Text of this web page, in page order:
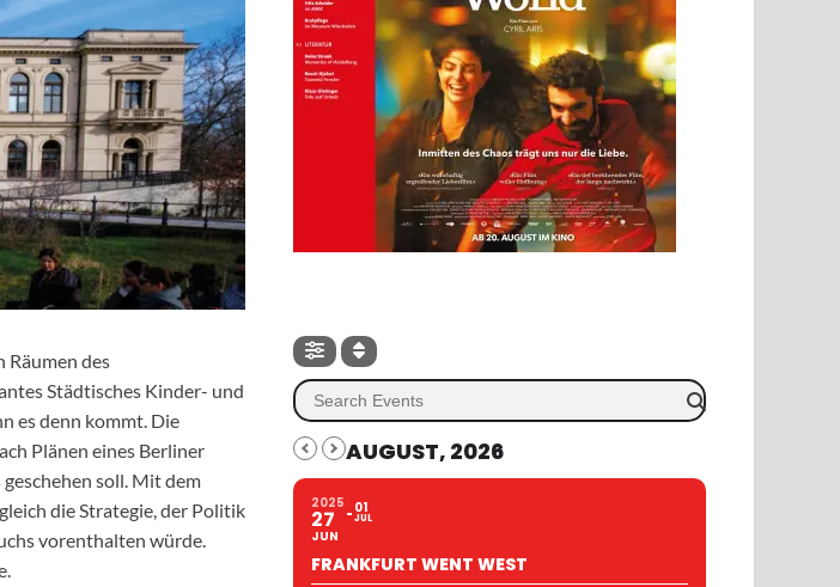
des
Städtisches Kinder- und
es denn kommt. Die
Plänen eines Berliner
soll. Mit dem
die Strategie, der Politik
vorenthalten würde.
AUGUST, 2026
2025
27
JUN
01
JUL
FRANKFURT WENT WEST